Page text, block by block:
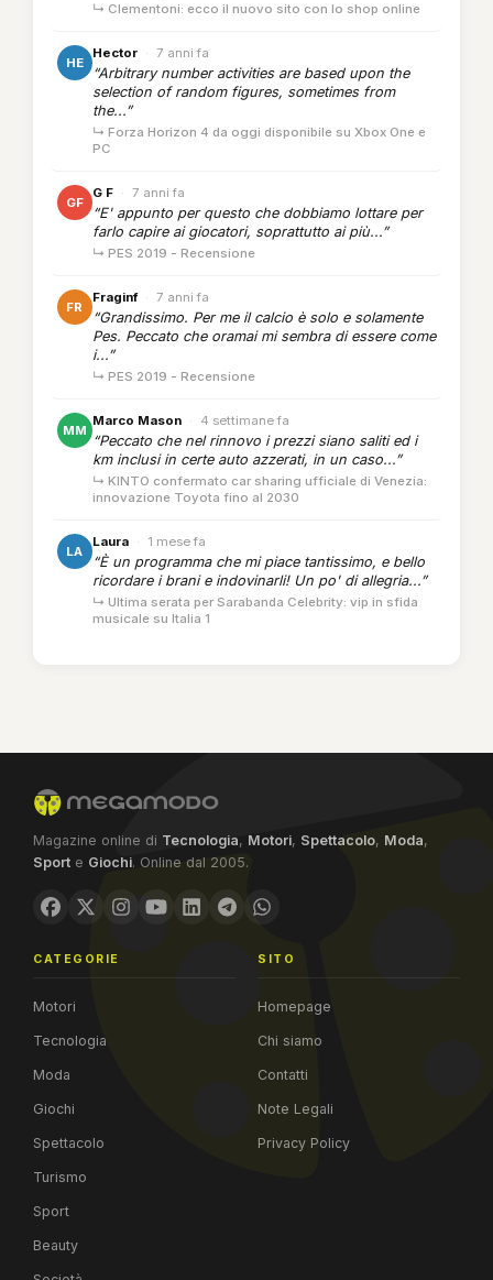
↳ Clementoni: ecco il nuovo sito con lo shop online
HE
Hector · 7 anni fa
“Arbitrary number activities are based upon the
selection of random figures, sometimes from
the...”
↳ Forza Horizon 4 da oggi disponibile su Xbox One e
PC
GF
G F · 7 anni fa
“E' appunto per questo che dobbiamo lottare per
farlo capire ai giocatori, soprattutto ai più...”
↳ PES 2019 - Recensione
FR
Fraginf · 7 anni fa
“Grandissimo. Per me il calcio è solo e solamente
Pes. Peccato che oramai mi sembra di essere come
i...”
↳ PES 2019 - Recensione
MM
Marco Mason · 4 settimane fa
“Peccato che nel rinnovo i prezzi siano saliti ed i
km inclusi in certe auto azzerati, in un caso...”
↳ KINTO confermato car sharing ufficiale di Venezia:
innovazione Toyota fino al 2030
LA
Laura · 1 mese fa
“È un programma che mi piace tantissimo, e bello
ricordare i brani e indovinarli! Un po' di allegria...”
↳ Ultima serata per Sarabanda Celebrity: vip in sfida
musicale su Italia 1
Magazine online di Tecnologia, Motori, Spettacolo, Moda,
Sport e Giochi. Online dal 2005.
CATEGORIE
Motori
Tecnologia
Moda
Giochi
Spettacolo
Turismo
Sport
Beauty
SITO
Homepage
Chi siamo
Contatti
Note Legali
Privacy Policy